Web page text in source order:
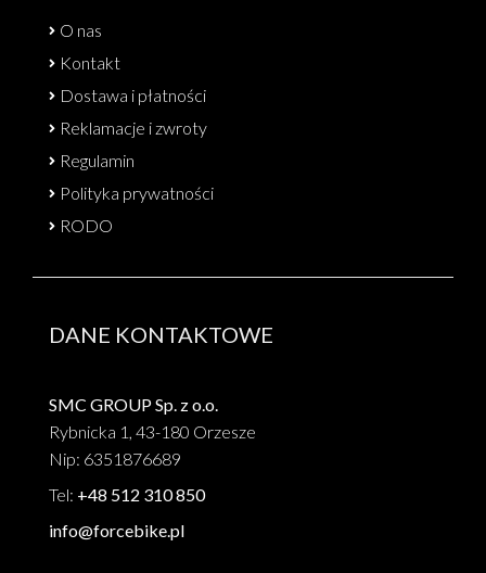
O nas
Kontakt
Dostawa i płatności
Reklamacje i zwroty
Regulamin
Polityka prywatności
RODO
DANE KONTAKTOWE
SMC GROUP Sp. z o.o.
Rybnicka 1, 43-180 Orzesze
Nip: 6351876689
Tel: +48 512 310 850
info@forcebike.pl